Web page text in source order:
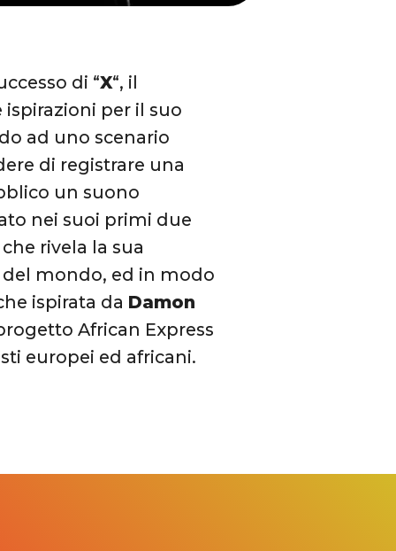
di “X“, il
per il suo
ad uno scenario
di registrare una
un suono
nei suoi primi due
rivela la sua
mondo, ed in modo
ispirata da Damon
African Express
europei ed africani.